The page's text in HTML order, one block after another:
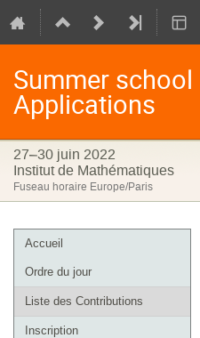
Summer
Applications
27–30 juin 2022
Institut de Mathématiques
Fuseau horaire Europe/Paris
Menu
de
Accueil
Ordre du jour
Liste des Contributions
Inscription